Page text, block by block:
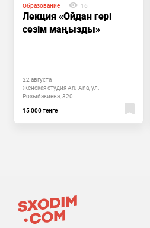
Образование 16
Лекция «Ойдан гөрі
сезім маңызды»
22 августа
Женская студия Aru Ana, ул.
Розыбакиева, 320
15 000 теңге